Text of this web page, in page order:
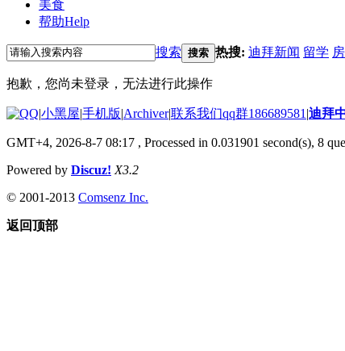
美食
帮助Help
搜索 搜索 热搜: 迪拜新闻 留学
抱歉，您尚未登录，无法进行此操作
|小黑屋|手机版|Archiver|联系我们qq群186689581 |迪拜
GMT+4, 2026-8-7 08:17 , Processed in 0.031901 second(s), 8
Powered by Discuz! X3.2
© 2001-2013 Comsenz Inc.
返回顶部